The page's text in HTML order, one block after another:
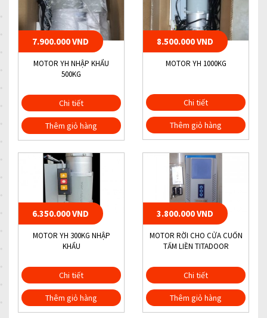
7.900.000 VND
MOTOR YH NHẬP KHẨU
500KG
Chi tiết
Thêm giỏ hàng
8.500.000 VND
MOTOR YH 1000KG
Chi tiết
Thêm giỏ hàng
6.350.000 VND
MOTOR YH 300KG NHẬP
KHẨU
Chi tiết
Thêm giỏ hàng
3.800.000 VND
MOTOR RỜI CHO CỬA CUỐN
TẤM LIỀN TITADOOR
Chi tiết
Thêm giỏ hàng